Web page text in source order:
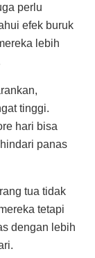
perlu
efek buruk
lebih
tinggi.
hari bisa
panas
tua tidak
tetapi
dengan lebih